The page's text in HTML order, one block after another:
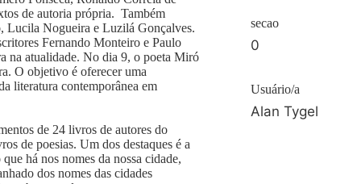
de autoria própria. Também
Lucila Nogueira e Luzilá Gonçalves.
Fernando Monteiro e Paulo
na atualidade. No dia 9, o poeta Miró
O objetivo é oferecer uma
literatura contemporânea em
de 24 livros de autores do
de poesias. Um dos destaques é a
há nos nomes da nossa cidade,
dos nomes das cidades
secao
0
Usuário/a
Alan Tygel